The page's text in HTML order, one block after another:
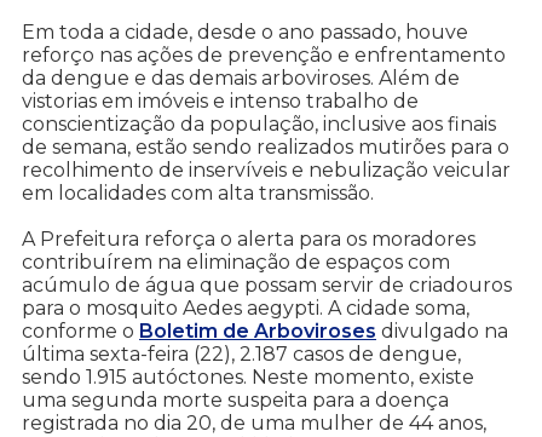
Em toda a cidade, desde o ano passado, houve
reforço nas ações de prevenção e enfrentamento
da dengue e das demais arboviroses. Além de
vistorias em imóveis e intenso trabalho de
conscientização da população, inclusive aos finais
de semana, estão sendo realizados mutirões para o
recolhimento de inservíveis e nebulização veicular
em localidades com alta transmissão.
A Prefeitura reforça o alerta para os moradores
contribuírem na eliminação de espaços com
acúmulo de água que possam servir de criadouros
para o mosquito Aedes aegypti. A cidade soma,
conforme o Boletim de Arboviroses divulgado na
última sexta-feira (22), 2.187 casos de dengue,
sendo 1.915 autóctones. Neste momento, existe
uma segunda morte suspeita para a doença
registrada no dia 20, de uma mulher de 44 anos,